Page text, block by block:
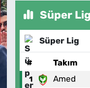
Süper
Süper Lig
# Takım
1 Amed